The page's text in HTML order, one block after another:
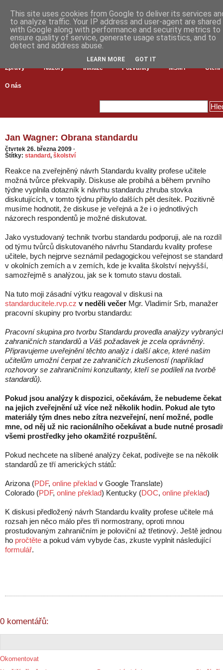
Zprávy Názory Inkluze Pozvánky MŠMT Čtení
O nás
Jan Wagner: Obrana standardu
čtvrtek 26. března 2009 ·
Štítky: standard, školství
Reakce na zveřejněný návrh Standardu kvality profese učitele
možná tvůrce překvapily. Diskuse ale probíhá a během prvního
týdne vyplnila dotazník k návrhu standardu zhruba stovka
diskutujících, v tomto týdnu přibylo dalších pět desítek. Pozitivně
musíme hodnotit, že diskuse je veřejná a že i o jednotlivých
názorech respondentů je možné diskutovat.
Jako vystudovaný technik tvorbu standardu podporuji, ale na rozdíl
od týmu tvůrců diskutovaného návrhu Standardu kvality profese
učitele, bych nejprve seznámil pedagogickou veřejnost se
v okolních zemích a v zemích, kde je kvalita školství nejvyšší,
samozřejmě s analýzou, jak se k tomuto stavu dostali.
Na tuto moji zásadní výtku reagoval v diskusi na
standarducitele.rvp.cz v neděli večer Mgr. Vladimír Srb, manažer
pracovní skupiny pro tvorbu standardu:
Pracovní skupina pro tvorbu Standardu provedla analýzy
zahraničních standardů a Váš požadavek je zcela oprávněný.
Připravujeme uveřejnění těchto analýz i další akce, které našim
učitelům umožní čerpat ze zahraničích zkušeností (například
rozhovory se zahraničními konzultanty, kteří se podíleli na tvorbě
standardů).
Pokud jsou analýzy k dispozici, očekávám, že nebudeme čekat
na jejich zveřejnění už více než několik hodin. Pokud ale tyto
materiály tým dnes nebo zítra nezveřejní, není možné, podle
mne, od něj už nic racionálního očekávat a bude nutné
všemi prostředky jeho okamžité rozpuštění.
Pokud nechcete na slíbené analýzy čekat, podívejte se na několik
standardů ze tří amerických států:
Arizona (PDF, online překlad v Google Translate)
Colorado (PDF, online překlad) Kentucky (DOC, online překlad)
K diskusi předložený návrh Standardu kvality profese učitele má
rozsah jen něco málo přes tři normostrany, oproti mnou
prostudovaným zahraničním je poloviční až třetinový. Ještě jednou
ho pročtěte a pokud vám vybyde čas, zkuste vyplnit následující
formulář.
0 komentářů:
Okomentovat
This site uses cookies from Google to deliver its services
to analyze traffic. Your IP address and user-agent are shared
with Google along with performance and security metrics to
ensure quality of service, generate usage statistics, and to
detect and address abuse.
LEARN MORE GOT IT